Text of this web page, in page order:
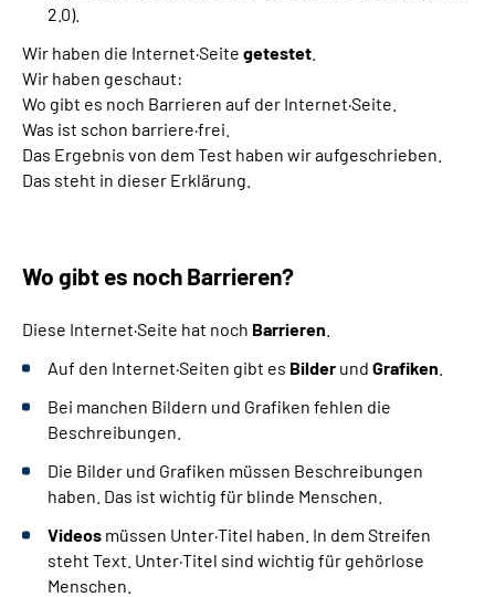
2.0).
Wir haben die Internet·Seite getestet
Wir haben geschaut:
Wo gibt es noch Barrieren auf der Internet·Seite.
Was ist schon barriere·frei.
Das Ergebnis von dem Test haben wir aufgeschrieben.
Das steht in dieser Erklärung.
Wo gibt es noch Barrieren?
Diese Internet·Seite hat noch Barrieren
Auf den Internet·Seiten gibt es Bilder und Grafiken
Bei manchen Bildern und Grafiken fehlen die
Beschreibungen.
Die Bilder und Grafiken müssen Beschreibungen
haben. Das ist wichtig für blinde Menschen.
Videos müssen Unter·Titel haben. In dem Streifen
steht Text. Unter·Titel sind wichtig für gehörlose
Menschen.